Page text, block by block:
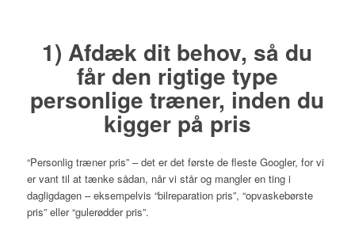
1) Afdæk dit behov, så du
får den rigtige type
personlige træner, inden du
kigger på pris
“Personlig træner pris” – det er det første de fleste Googler, for vi
er vant til at tænke sådan, når vi står og mangler en ting i
dagligdagen – eksempelvis “bilreparation pris”, “opvaskebørste
pris” eller “gulerødder pris”.